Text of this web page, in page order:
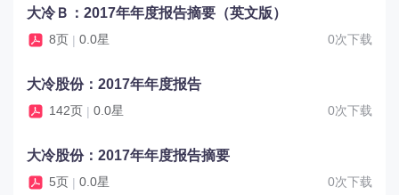
大冷Ｂ：2017年年度报告摘要（英文版）
8页 | 0.0星 0次下载
大冷股份：2017年年度报告
142页 | 0.0星 0次下载
大冷股份：2017年年度报告摘要
5页 | 0.0星 0次下载